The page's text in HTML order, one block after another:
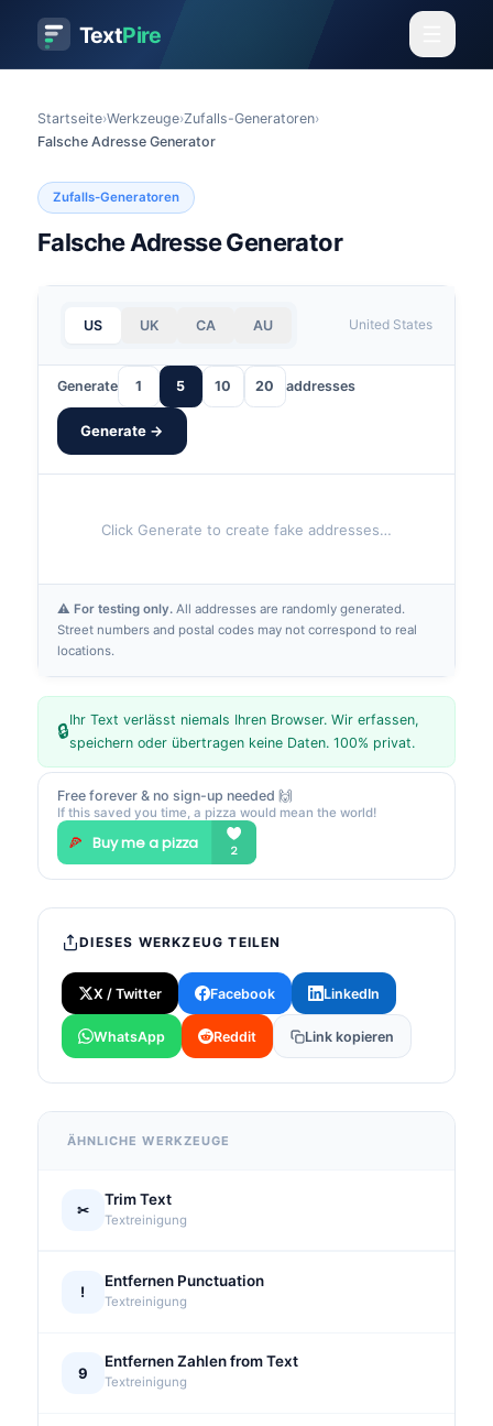
TextPire
Startseite›Werkzeuge›Zufalls-Generatoren›
Falsche Adresse Generator
Zufalls-Generatoren
Falsche Adresse Generator
US UK CA AU United States
Generate 1 5 10 20 addresses
Generate →
Click Generate to create fake addresses…
⚠ For testing only. All addresses are randomly generated.
Street numbers and postal codes may not correspond to real
locations.
🔒Ihr Text verlässt niemals Ihren Browser. Wir erfassen,
speichern oder übertragen keine Daten. 100% privat.
Free forever & no sign-up needed 🙌
If this saved you time, a pizza would mean the world!
DIESES WERKZEUG TEILEN
X / Twitter Facebook LinkedIn
WhatsApp Reddit Link kopieren
ÄHNLICHE WERKZEUGE
✂
Trim Text
Textreinigung
!
Entfernen Punctuation
Textreinigung
9
Entfernen Zahlen from Text
Textreinigung